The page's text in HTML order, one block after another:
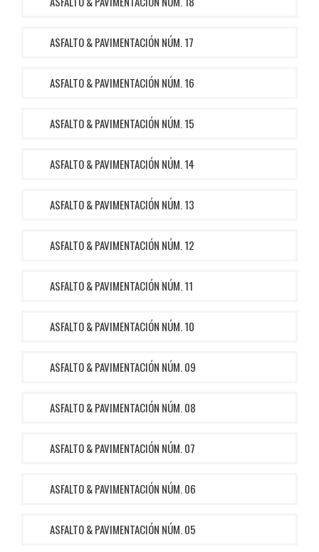
ASFALTO & PAVIMENTACIÓN NÚM. 17
ASFALTO & PAVIMENTACIÓN NÚM. 16
ASFALTO & PAVIMENTACIÓN NÚM. 15
ASFALTO & PAVIMENTACIÓN NÚM. 14
ASFALTO & PAVIMENTACIÓN NÚM. 13
ASFALTO & PAVIMENTACIÓN NÚM. 12
ASFALTO & PAVIMENTACIÓN NÚM. 11
ASFALTO & PAVIMENTACIÓN NÚM. 10
ASFALTO & PAVIMENTACIÓN NÚM. 09
ASFALTO & PAVIMENTACIÓN NÚM. 08
ASFALTO & PAVIMENTACIÓN NÚM. 07
ASFALTO & PAVIMENTACIÓN NÚM. 06
ASFALTO & PAVIMENTACIÓN NÚM. 05